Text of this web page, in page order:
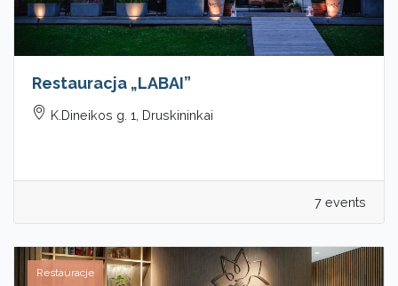
Restauracja „LABAI”
K.Dineikos g. 1, Druskininkai
7 events
Restauracje